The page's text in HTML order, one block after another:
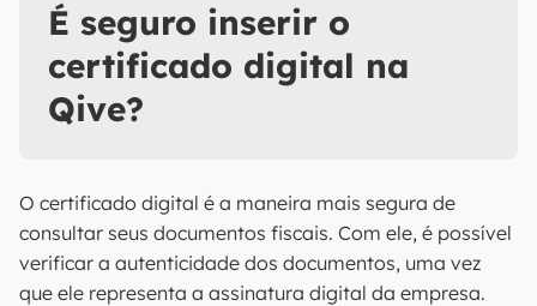
É seguro inserir o
certificado digital na
Qive?
O certificado digital é a maneira mais segura de
consultar seus documentos fiscais. Com ele, é possível
verificar a autenticidade dos documentos, uma vez
que ele representa a assinatura digital da empresa.